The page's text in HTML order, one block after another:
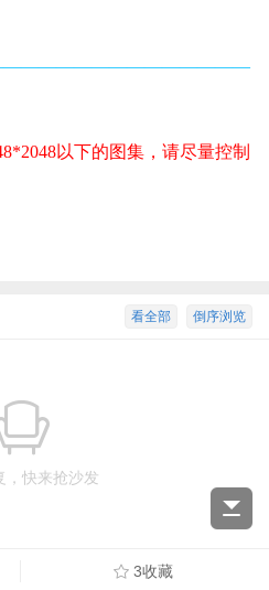
以下的图集，请尽量控制
倒序浏览
看全部
，快来抢沙发
3收藏